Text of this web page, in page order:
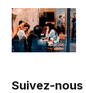
Suivez-nous